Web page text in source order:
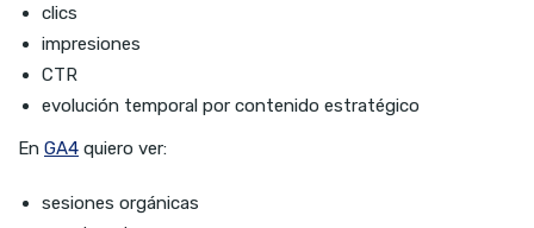
clics
impresiones
CTR
evolución temporal por contenido estratégico
En GA4 quiero ver:
sesiones orgánicas